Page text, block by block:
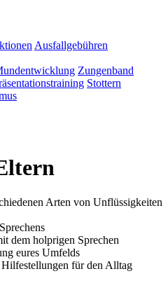
Ausfallgebühren
Zungenband
Stottern
Arten von Unflüssigkeiten
dem holprigen Sprechen
eures Umfelds
für den Alltag